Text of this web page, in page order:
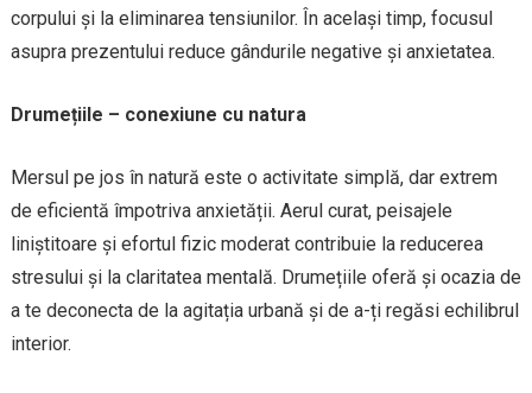
corpului și la eliminarea tensiunilor. În același timp, focusul
asupra prezentului reduce gândurile negative și anxietatea.
Drumețiile – conexiune cu natura
Mersul pe jos în natură este o activitate simplă, dar extrem
de eficientă împotriva anxietății. Aerul curat, peisajele
liniștitoare și efortul fizic moderat contribuie la reducerea
stresului și la claritatea mentală. Drumețiile oferă și ocazia de
a te deconecta de la agitația urbană și de a-ți regăsi echilibrul
interior.